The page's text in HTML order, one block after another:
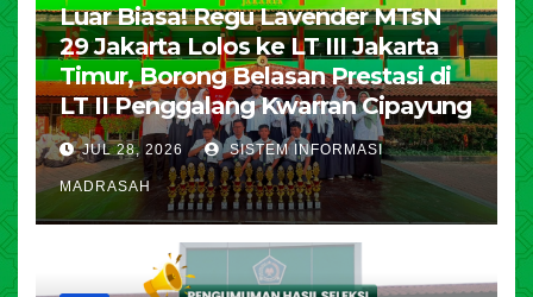
Luar Biasa! Regu Lavender MTsN
29 Jakarta Lolos ke LT III Jakarta
Timur, Borong Belasan Prestasi di
LT II Penggalang Kwarran Cipayung
JUL 28, 2026 SISTEM INFORMASI
MADRASAH